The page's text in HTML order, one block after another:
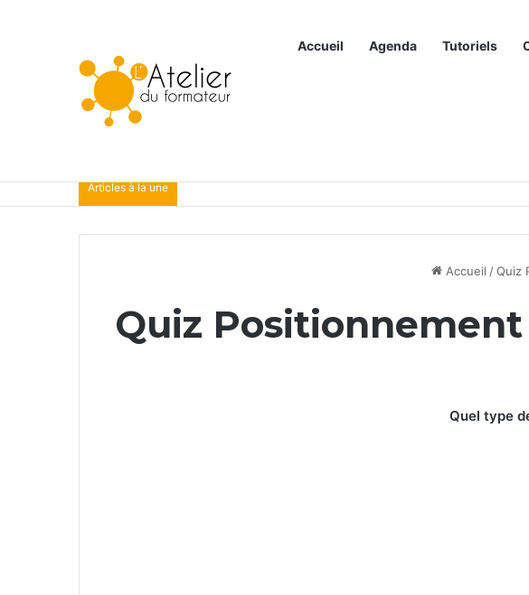
Accueil Agenda Tutoriels
Articles à la une
Accueil / Quiz
Quiz
Quel type